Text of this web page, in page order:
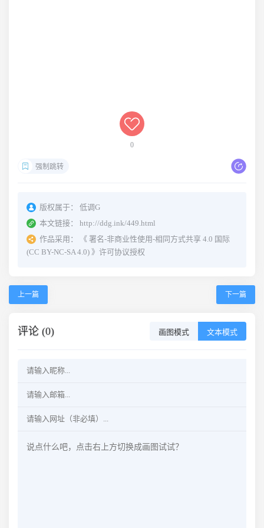
0
强制跳转
版权属于：
低调G
本文链接：
http://ddg.ink/449.html
作品采用：
《 署名-非商业性使用-相同方式共享 4.0 国际
(CC BY-NC-SA 4.0) 》许可协议授权
上一篇 下一篇
评论 (0) 画图模式 文本模式